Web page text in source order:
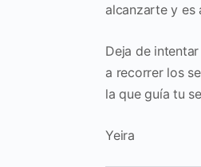
alcanzartey es
Deja de
a recorrer los
la que guía tu
Yeira